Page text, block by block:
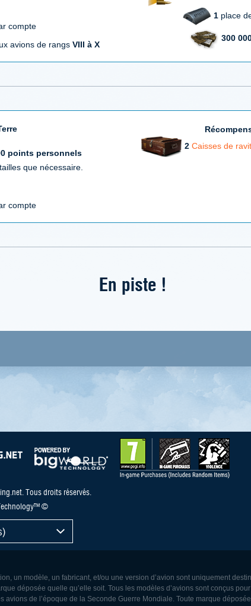
1 place
300
compte
avions de rangs VIII à X
2 Caisses de
points personnels
que nécessaire.
compte
En piste !
Tous droits réservés.
©
un modèle, un fabricant, et/ou une version d’avion sont uniquement
déposée quelle qu’elle soit. Tous les modèles d’avions sont conçus
avions de l’époque de la Seconde Guerre Mondiale. Toute marque